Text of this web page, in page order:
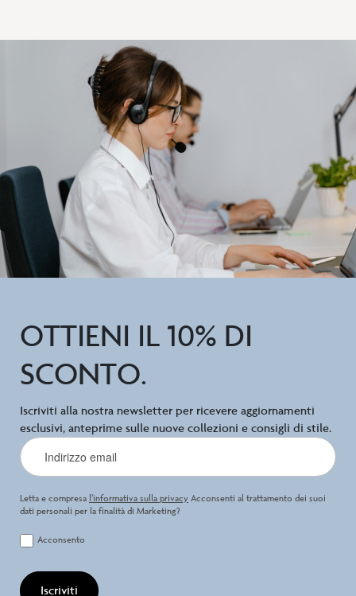
OTTIENI IL 10% DI
SCONTO.
Iscriviti alla nostra newsletter per ricevere aggiornamenti
esclusivi, anteprime sulle nuove collezioni e consigli di stile.
Letta e compresa l’informativa sulla privacy Acconsenti al trattamento dei suoi
dati personali per la finalità di Marketing?
Acconsento
Iscriviti